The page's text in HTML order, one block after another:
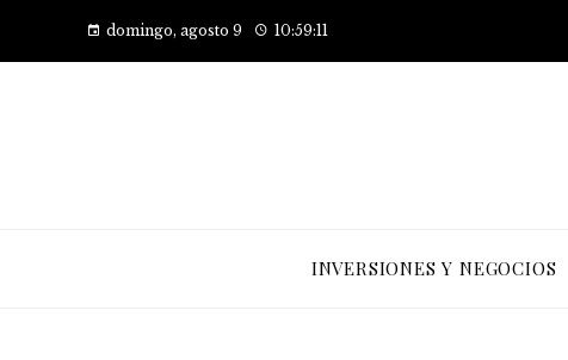
domingo, agosto 9 10:59:11
INVERSIONES Y NEGOCIOS